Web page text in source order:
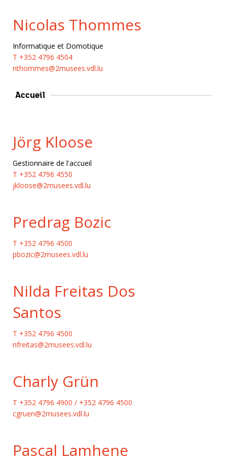
Nicolas Thommes
Informatique et Domotique
T +352 4796 4504
nthommes@2musees.vdl.lu
Accueil
Jörg Kloose
Gestionnaire de l'accueil
T +352 4796 4550
jkloose@2musees.vdl.lu
Predrag Bozic
T +352 4796 4500
pbozic@2musees.vdl.lu
Nilda Freitas Dos
Santos
T +352 4796 4500
nfreitas@2musees.vdl.lu
Charly Grün
T +352 4796 4900 / +352 4796 4500
cgruen@2musees.vdl.lu
Pascal Lamhene